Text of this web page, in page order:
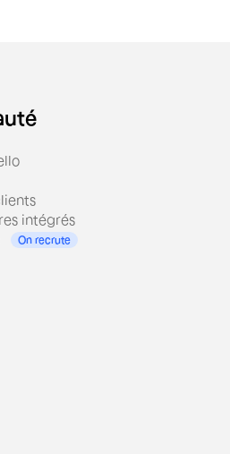
intégrés
On recrute